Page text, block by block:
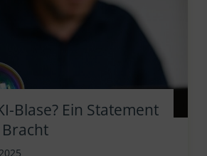
Blase? Ein Statement